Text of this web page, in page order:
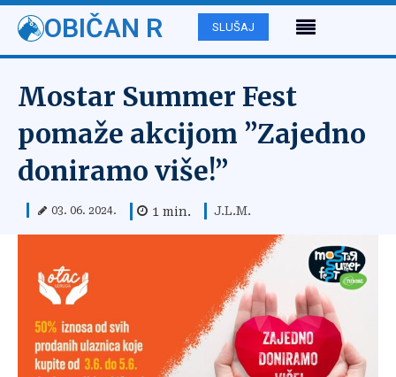
OBIČAN R SLUŠAJ
Mostar Summer Fest
pomaže akcijom ”Zajedno
doniramo više!”
03. 06. 2024. 1 min. J.L.M.